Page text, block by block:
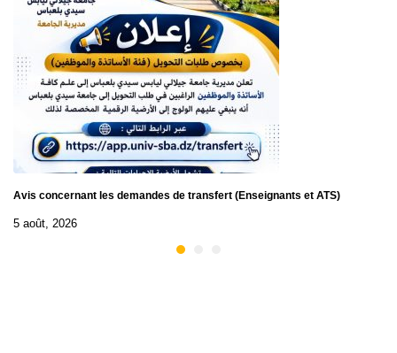
Avis concernant les demandes de transfert (Enseignants et ATS)
5 août, 2026